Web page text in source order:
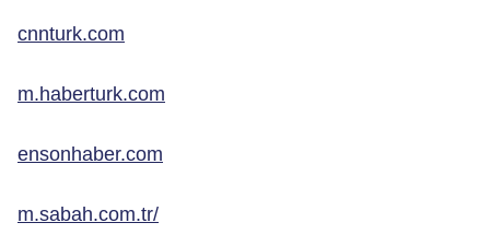
cnnturk.com
m.haberturk.com
ensonhaber.com
m.sabah.com.tr/